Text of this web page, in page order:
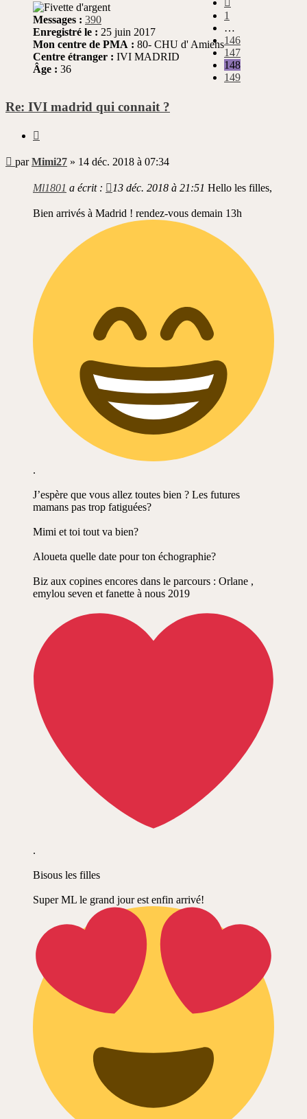
Messages : 390
Enregistré le : 25 juin 2017
Mon centre de PMA : 80- CHU d' Amiens
Centre étranger : IVI MADRID
Âge : 36
Re: IVI madrid qui connait ?
Message
non
parMimi27 » 14 déc. 2018 à 07:34
Ml1801 a écrit : 13 déc. 2018 à 21:51 Hello les filles,
Bien arrivés à Madrid ! rendez-vous demain 13h
.
J’espère que vous allez toutes bien ? Les futures
mamans pas trop fatiguées?
Mimi et toi tout va bien?
Aloueta quelle date pour ton échographie?
Biz aux copines encores dans le parcours : Orlane ,
emylou seven et fanette à nous 2019
.
Bisous les filles
Super ML le grand jour est enfin arrivé!
1
…
146
147
148
149